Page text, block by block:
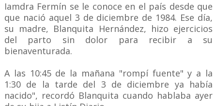
Iamdra Fermín se le conoce en el país desde que
que nació aquel 3 de diciembre de 1984. Ese día,
su madre, Blanquita Hernández, hizo ejercicios
del parto sin dolor para recibir a su
bienaventurada.
A las 10:45 de la mañana "rompí fuente" y a la
1:30 de la tarde del 3 de diciembre ya había
nacido", recordó Blanquita cuando hablaba ayer